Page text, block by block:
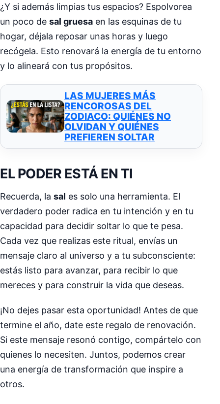
¿Y si además limpias tus espacios? Espolvorea
un poco de sal gruesa en las esquinas de tu
hogar, déjala reposar unas horas y luego
recógela. Esto renovará la energía de tu entorno
y lo alineará con tus propósitos.
LAS MUJERES MÁS
RENCOROSAS DEL
ZODIACO: QUIÉNES NO
OLVIDAN Y QUIÉNES
PREFIEREN SOLTAR
EL PODER ESTÁ EN TI
Recuerda, la sal es solo una herramienta. El
verdadero poder radica en tu intención y en tu
capacidad para decidir soltar lo que te pesa.
Cada vez que realizas este ritual, envías un
mensaje claro al universo y a tu subconsciente:
estás listo para avanzar, para recibir lo que
mereces y para construir la vida que deseas.
¡No dejes pasar esta oportunidad! Antes de que
termine el año, date este regalo de renovación.
Si este mensaje resonó contigo, compártelo con
quienes lo necesiten. Juntos, podemos crear
una energía de transformación que inspire a
otros.